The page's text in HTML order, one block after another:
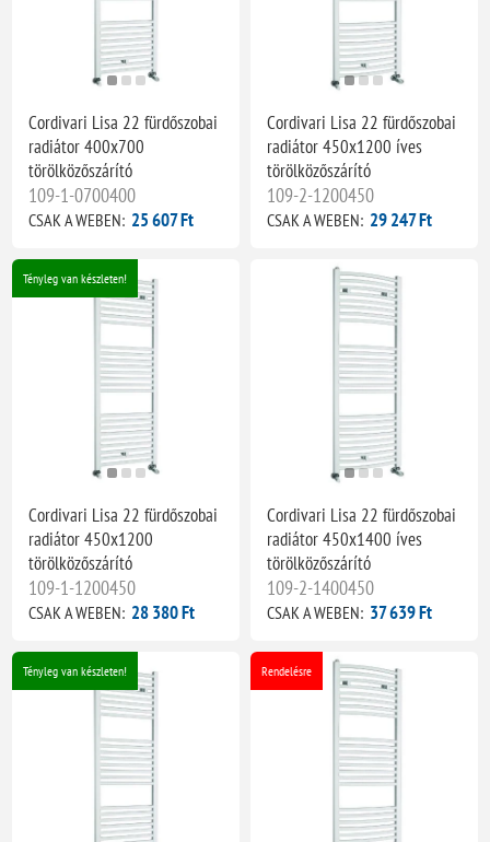
Cordivari Lisa 22 fürdőszobai
radiátor 400x700
törölközőszárító
109-1-0700400
CSAK A WEBEN: 25 607 Ft
Cordivari Lisa 22 fürdőszobai
radiátor 450x1200 íves
törölközőszárító
109-2-1200450
CSAK A WEBEN: 29 247 Ft
Tényleg van készleten!
Cordivari Lisa 22 fürdőszobai
radiátor 450x1200
törölközőszárító
109-1-1200450
CSAK A WEBEN: 28 380 Ft
Cordivari Lisa 22 fürdőszobai
radiátor 450x1400 íves
törölközőszárító
109-2-1400450
CSAK A WEBEN: 37 639 Ft
Tényleg van készleten! Rendelésre